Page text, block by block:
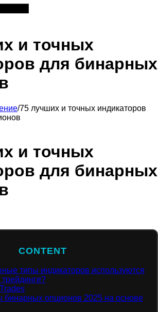
и точных
для бинарных
/75 лучших и точных индикаторов
и точных
для бинарных
CONTENT
типы индикаторов используются
бинарных опционов 2025 на основе